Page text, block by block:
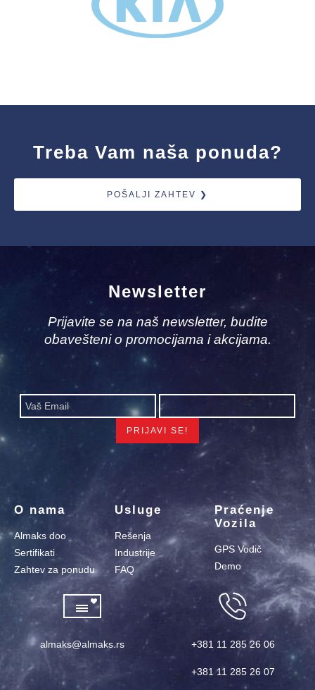
Treba Vam naša ponuda?
POŠALJI ZAHTEV ❯
Newsletter
Prijavite se na naš newsletter, budite
obavešteni o promocijama i akcijama.
O nama
Almaks doo
Sertifikati
Zahtev za ponudu
Usluge
Rešenja
Industrije
FAQ
Praćenje
Vozila
GPS Vodič
Demo
almaks@almaks.rs +381 11 285 26 06
+381 11 285 26 07